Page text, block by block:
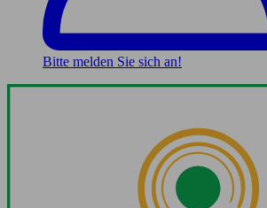
Bitte melden Sie sich an!